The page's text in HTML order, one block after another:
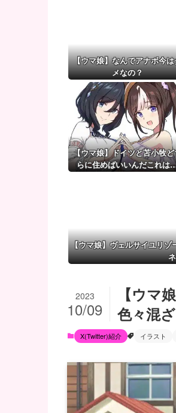
【ウマ娘】覚醒Lv6、7の解
【ウマ娘】なんでアナボ今は
メなの？
【ウマ娘】ドイツと苫小牧ど
らに住めばいいんだこれは
【ウマ娘】ヴェルサイユリ
【ウマ
色々混
2023
10/09
X(Twitter)紹介 イラスト